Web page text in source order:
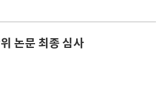
논문 최종 심사